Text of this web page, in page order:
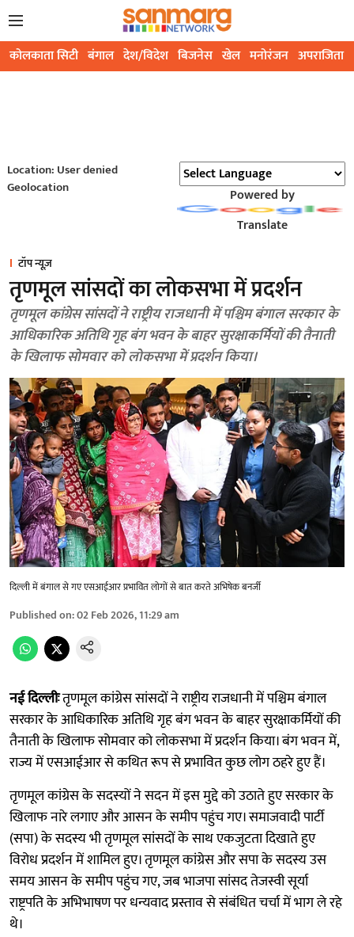
कोलकाता सिटी बंगाल देश/विदेश बिजनेस खेल मनोरंजन अपराजिता
Location: User denied
Geolocation
Powered by
Translate
टॉप न्यूज़
तृणमूल सांसदों का लोकसभा में प्रदर्शन
तृणमूल कांग्रेस सांसदों ने राष्ट्रीय राजधानी में पश्चिम बंगाल सरकार के
आधिकारिक अतिथि गृह बंग भवन के बाहर सुरक्षाकर्मियों की तैनाती
के खिलाफ सोमवार को लोकसभा में प्रदर्शन किया।
दिल्ली में बंगाल से गए एसआईआर प्रभावित लोगों से बात करते अभिषेक बनर्जी
Published on:02 Feb 2026, 11:29 am
नई दिल्लीःतृणमूल कांग्रेस सांसदों ने राष्ट्रीय राजधानी में पश्चिम बंगाल
सरकार के आधिकारिक अतिथि गृह बंग भवन के बाहर सुरक्षाकर्मियों की
तैनाती के खिलाफ सोमवार को लोकसभा में प्रदर्शन किया। बंग भवन में,
राज्य में एसआईआर से कथित रूप से प्रभावित कुछ लोग ठहरे हुए हैं।
तृणमूल कांग्रेस के सदस्यों ने सदन में इस मुद्दे को उठाते हुए सरकार के
खिलाफ नारे लगाए और आसन के समीप पहुंच गए। समाजवादी पार्टी
(सपा) के सदस्य भी तृणमूल सांसदों के साथ एकजुटता दिखाते हुए
विरोध प्रदर्शन में शामिल हुए। तृणमूल कांग्रेस और सपा के सदस्य उस
समय आसन के समीप पहुंच गए, जब भाजपा सांसद तेजस्वी सूर्या
राष्ट्रपति के अभिभाषण पर धन्यवाद प्रस्ताव से संबंधित चर्चा में भाग ले रहे
थे।